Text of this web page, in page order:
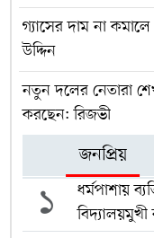
গ্যাসের দাম না
উদ্দিন
নতুন দলের নেতারা
করছেন: রিজভী
জনপ্রিয়
১
ধর্মপাশায়